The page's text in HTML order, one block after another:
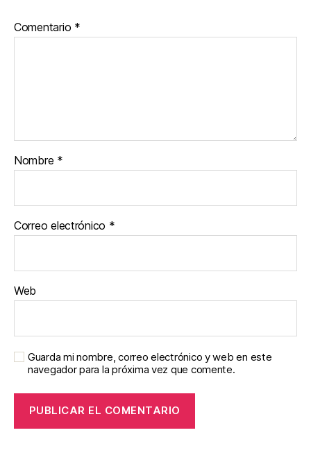
Comentario *
Nombre *
Correo electrónico *
Web
Guarda mi nombre, correo electrónico y web en este
navegador para la próxima vez que comente.